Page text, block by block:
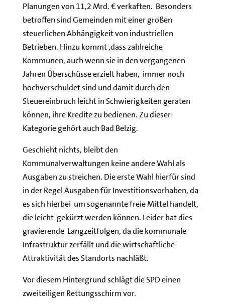
Planungen von 11,2 Mrd. € verkaften. Besonders
betroffen sind Gemeinden mit einer großen
steuerlichen Abhängigkeit von industriellen
Betrieben. Hinzu kommt ,dass zahlreiche
Kommunen, auch wenn sie in den vergangenen
Jahren Überschüsse erzielt haben, immer noch
hochverschuldet sind und damit durch den
Steuereinbruch leicht in Schwierigkeiten geraten
können, ihre Kredite zu bedienen. Zu dieser
Kategorie gehört auch Bad Belzig.
Geschieht nichts, bleibt den
Kommunalverwaltungen keine andere Wahl als
Ausgaben zu streichen. Die erste Wahl hierfür sind
in der Regel Ausgaben für Investitionsvorhaben, da
es sich hierbei um sogenannte freie Mittel handelt,
die leicht gekürzt werden können. Leider hat dies
gravierende Langzeitfolgen, da die kommunale
Infrastruktur zerfällt und die wirtschaftliche
Attraktivität des Standorts nachläßt.
Vor diesem Hintergrund schlägt die SPD einen
zweiteiligen Rettungsschirm vor.